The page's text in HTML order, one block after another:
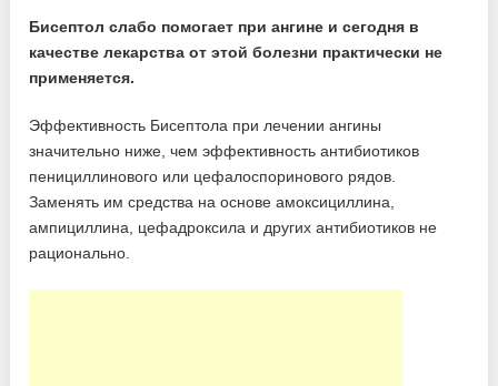
Бисептол слабо помогает при ангине и сегодня в
качестве лекарства от этой болезни практически не
применяется.
Эффективность Бисептола при лечении ангины
значительно ниже, чем эффективность антибиотиков
пенициллинового или цефалоспоринового рядов.
Заменять им средства на основе амоксициллина,
ампициллина, цефадроксила и других антибиотиков не
рационально.